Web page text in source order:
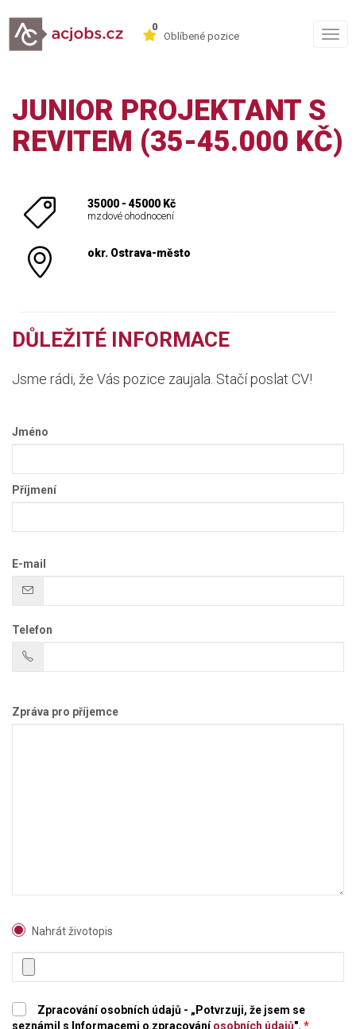
0
Oblíbené pozice
JUNIOR PROJEKTANT S
REVITEM (35-45.000 KČ)
35000 - 45000 Kč
mzdové ohodnocení
okr. Ostrava-město
DŮLEŽITÉ INFORMACE
Jsme rádi, že Vás pozice zaujala. Stačí poslat CV!
Jméno
Příjmení
E-mail
Telefon
Zpráva pro příjemce
Nahrát životopis
Zpracování osobních údajů - „Potvrzuji, že jsem se
seznámil s Informacemi o zpracováníosobních údajů". *